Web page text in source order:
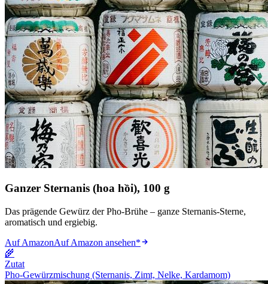
Ganzer Sternanis (hoa hồi), 100 g
Das prägende Gewürz der Pho-Brühe – ganze Sternanis-Sterne,
aromatisch und ergiebig.
Auf AmazonAuf Amazon ansehen*
🌾
Zutat
Pho-Gewürzmischung (Sternanis, Zimt, Nelke, Kardamom)